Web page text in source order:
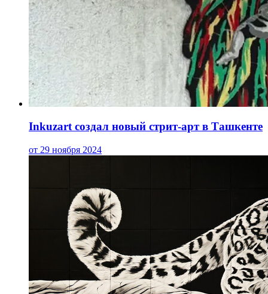
Inkuzart создал новый стрит-арт в Ташкенте
от 29 ноября 2024